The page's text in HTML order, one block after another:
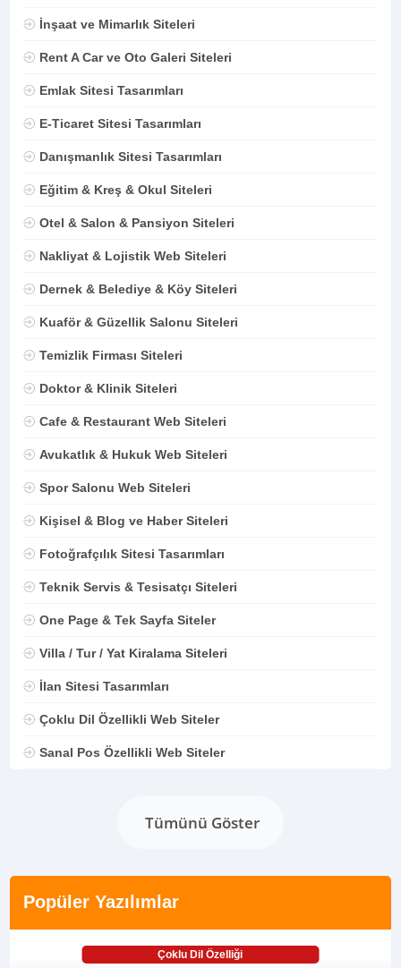
İnşaat ve Mimarlık Siteleri
Rent A Car ve Oto Galeri Siteleri
Emlak Sitesi Tasarımları
E-Ticaret Sitesi Tasarımları
Danışmanlık Sitesi Tasarımları
Eğitim & Kreş & Okul Siteleri
Otel & Salon & Pansiyon Siteleri
Nakliyat & Lojistik Web Siteleri
Dernek & Belediye & Köy Siteleri
Kuaför & Güzellik Salonu Siteleri
Temizlik Firması Siteleri
Doktor & Klinik Siteleri
Cafe & Restaurant Web Siteleri
Avukatlık & Hukuk Web Siteleri
Spor Salonu Web Siteleri
Kişisel & Blog ve Haber Siteleri
Fotoğrafçılık Sitesi Tasarımları
Teknik Servis & Tesisatçı Siteleri
One Page & Tek Sayfa Siteler
Villa / Tur / Yat Kiralama Siteleri
İlan Sitesi Tasarımları
Çoklu Dil Özellikli Web Siteler
Sanal Pos Özellikli Web Siteler
Tümünü Göster
Popüler Yazılımlar
Çoklu Dil Özelliği